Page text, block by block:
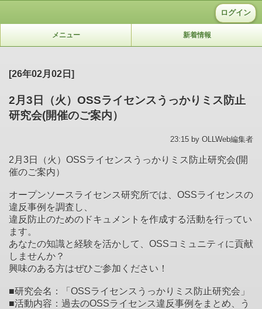
ログイン
メニュー 新着情報
[26年02月02日]
2月3日（火）OSSライセンスうっかりミス防止
研究会(開催のご案内）
23:15 by OLLWeb編集者
2月3日（火）OSSライセンスうっかりミス防止研究会(開
催のご案内）
オープンソースライセンス研究所では、OSSライセンスの
違反事例を調査し、
違反防止のためのドキュメントを作成する活動を行ってい
ます。
あなたの知識と経験を活かして、OSSコミュニティに貢献
しませんか？
興味のある方はぜひご参加ください！
■研究会名：「OSSライセンスうっかりミス防止研究会」
■活動内容：過去のOSSライセンス違反事例をまとめ、う